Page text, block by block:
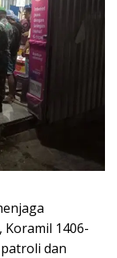
1406-
dan